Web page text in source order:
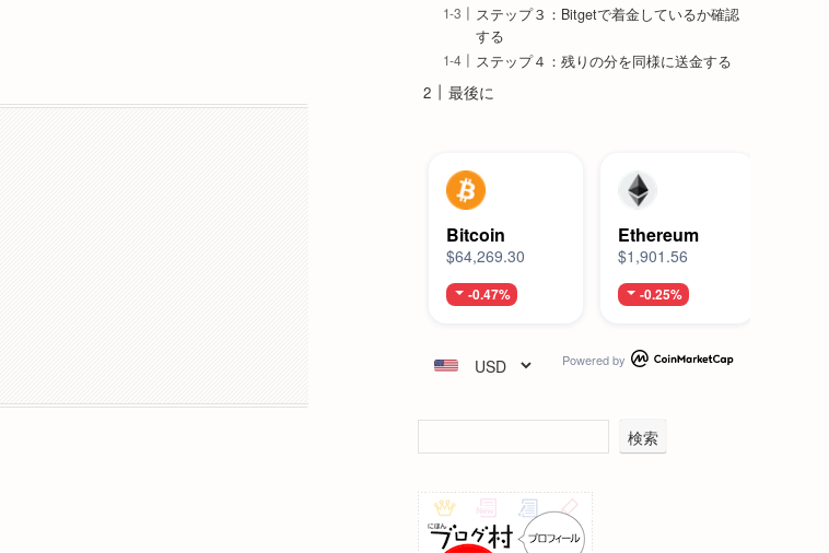
ステップ３：Bitgetで着金しているか確認
する
ステップ４：残りの分を同様に送金する
最後に
Bitcoin
$64,269.30
-0.47%
Ethereum
$1,901.56
-0.25%
Powered by
検索